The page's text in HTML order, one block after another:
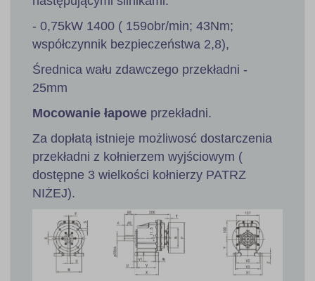
- 0,75kW 1400 ( 159obr/min; 43Nm;
współczynnik bezpieczeństwa 2,8),
Średnica wału zdawczego przekładni -
25mm
Mocowanie łapowe przekładni.
Za dopłatą istnieje możliwosć dostarczenia
przekładni z kołnierzem wyjściowym (
dostępne 3 wielkości kołnierzy PATRZ
NIŻEJ).